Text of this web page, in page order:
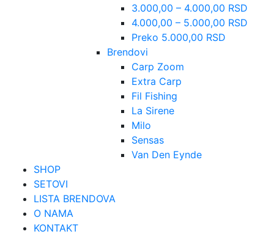
3.000,00 – 4.000,00 RSD
4.000,00 – 5.000,00 RSD
Preko 5.000,00 RSD
Brendovi
Carp Zoom
Extra Carp
Fil Fishing
La Sirene
Milo
Sensas
Van Den Eynde
SHOP
SETOVI
LISTA BRENDOVA
O NAMA
KONTAKT